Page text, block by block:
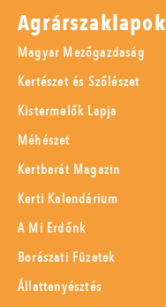
Agrárszaklapok
Magyar Mezőgazdaság
Kertészet és Szőlészet
Kistermelők Lapja
Méhészet
Kertbarát Magazin
Kerti Kalendárium
A Mi Erdőnk
Borászati Füzetek
Állattenyésztés